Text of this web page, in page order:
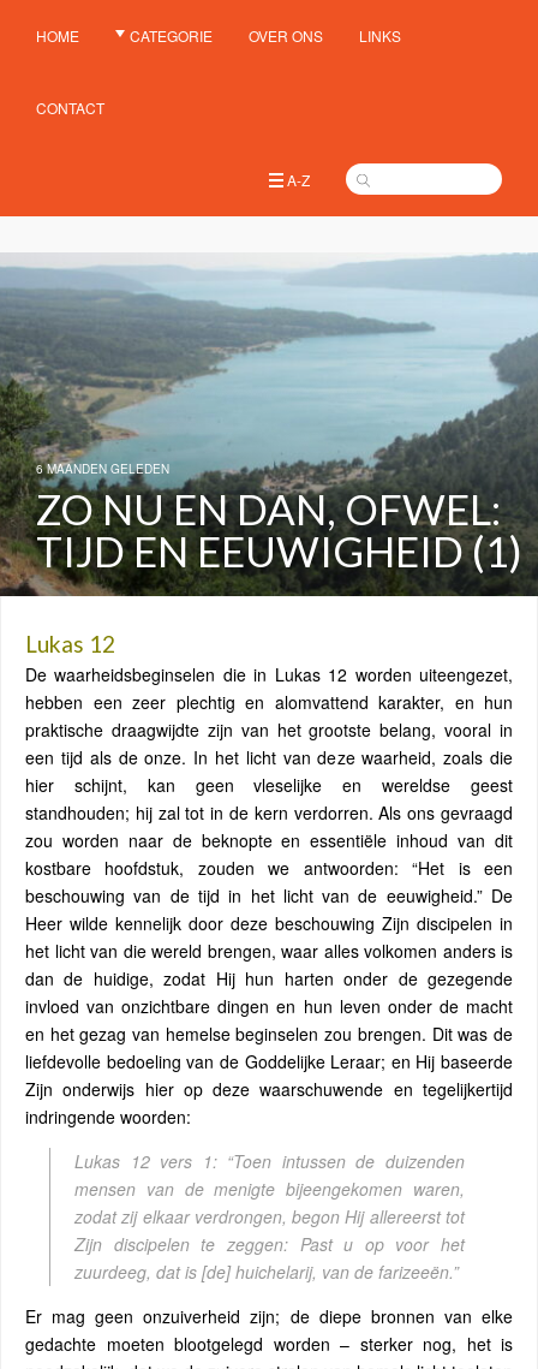
HOME CATEGORIE OVER ONS LINKS
CONTACT
A-Z
6 MAANDEN GELEDEN
ZO NU EN DAN, OFWEL:
TIJD EN EEUWIGHEID (1)
Lukas 12
De waarheidsbeginselen die in Lukas 12 worden uiteengezet,
hebben een zeer plechtig en alomvattend karakter, en hun
praktische draagwijdte zijn van het grootste belang, vooral in
een tijd als de onze. In het licht van deze waarheid, zoals die
hier schijnt, kan geen vleselijke en wereldse geest
standhouden; hij zal tot in de kern verdorren. Als ons gevraagd
zou worden naar de beknopte en essentiële inhoud van dit
kostbare hoofdstuk, zouden we antwoorden: “Het is een
beschouwing van de tijd in het licht van de eeuwigheid.” De
Heer wilde kennelijk door deze beschouwing Zijn discipelen in
het licht van die wereld brengen, waar alles volkomen anders is
dan de huidige, zodat Hij hun harten onder de gezegende
invloed van onzichtbare dingen en hun leven onder de macht
en het gezag van hemelse beginselen zou brengen. Dit was de
liefdevolle bedoeling van de Goddelijke Leraar; en Hij baseerde
Zijn onderwijs hier op deze waarschuwende en tegelijkertijd
indringende woorden:
Lukas 12 vers 1: “Toen intussen de duizenden
mensen van de menigte bijeengekomen waren,
zodat zij elkaar verdrongen, begon Hij allereerst tot
Zijn discipelen te zeggen: Past u op voor het
zuurdeeg, dat is [de] huichelarij, van de farizeeën.”
Er mag geen onzuiverheid zijn; de diepe bronnen van elke
gedachte moeten blootgelegd worden – sterker nog, het is